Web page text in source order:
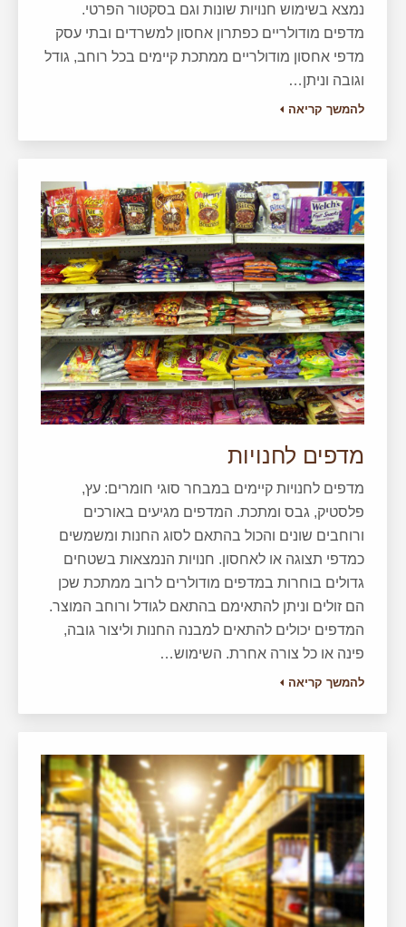
נמצא בשימוש חנויות שונות וגם בסקטור הפרטי.
מדפים מודולריים כפתרון אחסון למשרדים ובתי עסק
מדפי אחסון מודולריים ממתכת קיימים בכל רוחב, גודל
וגובה וניתן…
להמשך קריאה
מדפים לחנויות
מדפים לחנויות קיימים במבחר סוגי חומרים: עץ,
פלסטיק, גבס ומתכת. המדפים מגיעים באורכים
ורוחבים שונים והכול בהתאם לסוג החנות ומשמשים
כמדפי תצוגה או לאחסון. חנויות הנמצאות בשטחים
גדולים בוחרות במדפים מודולרים לרוב ממתכת שכן
הם זולים וניתן להתאימם בהתאם לגודל ורוחב המוצר.
המדפים יכולים להתאים למבנה החנות וליצור גובה,
פינה או כל צורה אחרת. השימוש…
להמשך קריאה